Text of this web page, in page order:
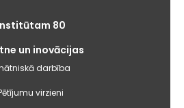
80
un inovācijas
darbība
virzieni